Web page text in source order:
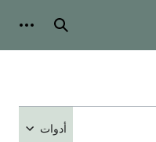
بحث
أدوات